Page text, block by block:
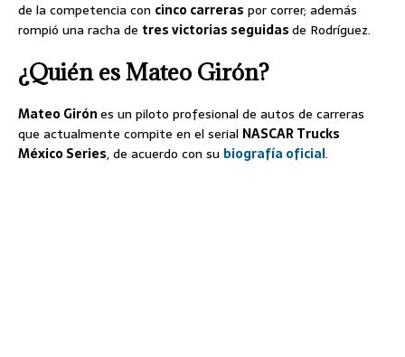
de la competencia con cinco carreras por correr; además
rompió una racha de tres victorias seguidasde Rodríguez.
¿Quién es Mateo Girón?
Mateo Girónes un piloto profesional de autos de carreras
que actualmente compite en el serial NASCAR Trucks
México Series, de acuerdo con su biografía oficial.